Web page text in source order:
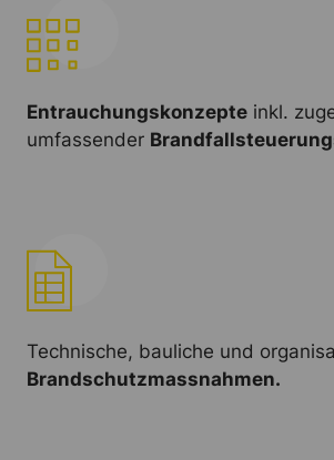
Entrauchungskonzepte inkl.
umfassender
Technische, bauliche und
Brandschutzmassnahmen.